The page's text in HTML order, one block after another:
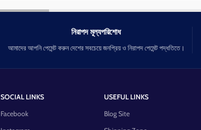
নিরাপদ মূল্যপরিশোধ
আমাদের আপনি পেমেন্ট করুন দেশের সবচেয়ে জনপ্রিয় ও নিরাপদ পেমেন্ট পদ্ধতিতে।
SOCIAL LINKS
Facebook
USEFUL LINKS
Blog Site